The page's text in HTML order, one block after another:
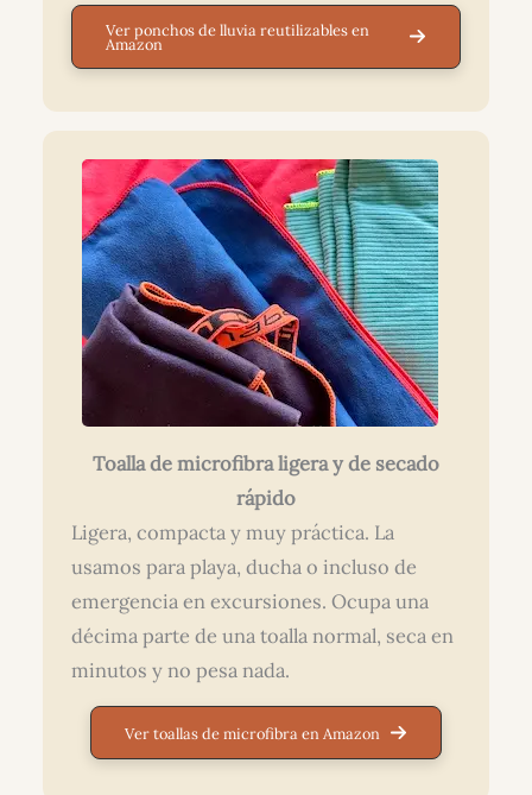
Ver ponchos de lluvia reutilizables en
Amazon
Toalla de microfibra ligera y de secado
rápido
Ligera, compacta y muy práctica. La
usamos para playa, ducha o incluso de
emergencia en excursiones. Ocupa una
décima parte de una toalla normal, seca en
minutos y no pesa nada.
Ver toallas de microfibra en Amazon